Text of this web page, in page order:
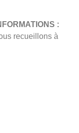
:
recueillons à